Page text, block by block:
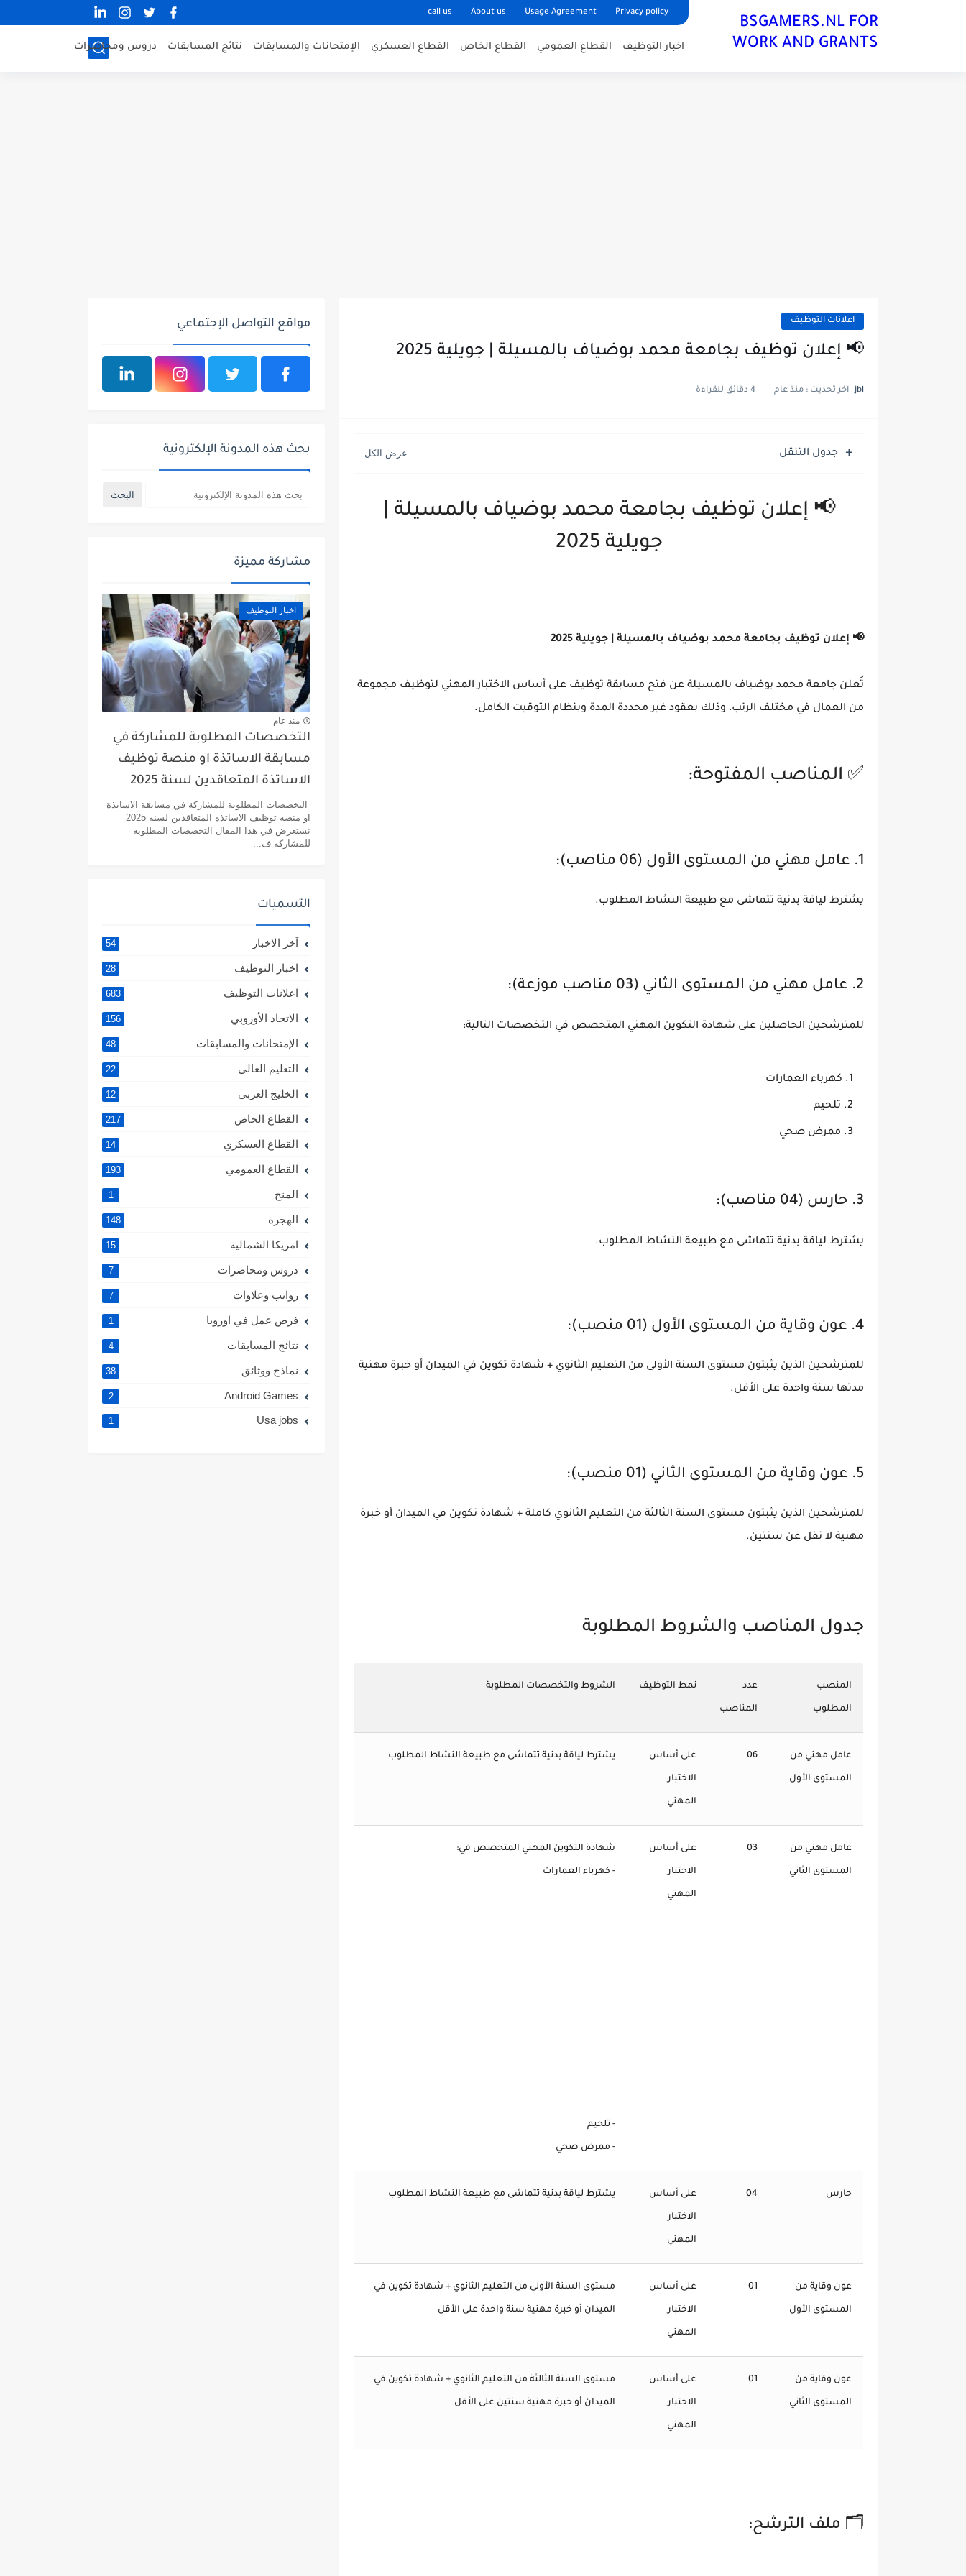
Privacy policy
Usage Agreement
About us
call us
BSGAMERS.NL FOR
WORK AND GRANTS
اخبار التوظيف القطاع العمومي القطاع الخاص القطاع العسكري الإمتحانات والمسابقات نتائج المسابقات دروس ومحاضرات
اعلانات التوظيف
📢 إعلان توظيف بجامعة محمد بوضياف بالمسيلة | جويلية 2025
jbl اخر تحديث : منذ عام 4 دقائق للقراءة
جدول التنقل
📢 إعلان توظيف بجامعة محمد بوضياف بالمسيلة |
جويلية 2025
📢 إعلان توظيف بجامعة محمد بوضياف بالمسيلة | جويلية 2025
تُعلن جامعة محمد بوضياف بالمسيلة عن فتح مسابقة توظيف على أساس الاختبار المهني لتوظيف مجموعة
من العمال في مختلف الرتب، وذلك بعقود غير محددة المدة وبنظام التوقيت الكامل.
✅ المناصب المفتوحة:
1. عامل مهني من المستوى الأول (06 مناصب):
يشترط لياقة بدنية تتماشى مع طبيعة النشاط المطلوب.
2. عامل مهني من المستوى الثاني (03 مناصب موزعة):
للمترشحين الحاصلين على شهادة التكوين المهني المتخصص في التخصصات التالية:
كهرباء العمارات
تلحيم
ممرض صحي
3. حارس (04 مناصب):
يشترط لياقة بدنية تتماشى مع طبيعة النشاط المطلوب.
4. عون وقاية من المستوى الأول (01 منصب):
للمترشحين الذين يثبتون مستوى السنة الأولى من التعليم الثانوي + شهادة تكوين في الميدان أو خبرة مهنية
مدتها سنة واحدة على الأقل.
5. عون وقاية من المستوى الثاني (01 منصب):
للمترشحين الذين يثبتون مستوى السنة الثالثة من التعليم الثانوي كاملة + شهادة تكوين في الميدان أو خبرة
مهنية لا تقل عن سنتين.
جدول المناصب والشروط المطلوبة
المنصب
المطلوب
عدد
المناصب
نمط التوظيف الشروط والتخصصات المطلوبة
عامل مهني من
المستوى الأول
06 على أساس
الاختبار
المهني
يشترط لياقة بدنية تتماشى مع طبيعة النشاط المطلوب
عامل مهني من
المستوى الثاني
03 على أساس
الاختبار
المهني
شهادة التكوين المهني المتخصص في:
- كهرباء العمارات
- تلحيم
- ممرض صحي
حارس 04 على أساس
الاختبار
المهني
يشترط لياقة بدنية تتماشى مع طبيعة النشاط المطلوب
عون وقاية من
المستوى الأول
01 على أساس
الاختبار
المهني
مستوى السنة الأولى من التعليم الثانوي + شهادة تكوين في
الميدان أو خبرة مهنية سنة واحدة على الأقل
عون وقاية من
المستوى الثاني
01 على أساس
الاختبار
المهني
مستوى السنة الثالثة من التعليم الثانوي + شهادة تكوين في
الميدان أو خبرة مهنية سنتين على الأقل
🗂️ ملف الترشح:
مواقع التواصل الإجتماعي
بحث هذه المدونة الإلكترونية
مشاركة مميزة
اخبار التوظيف
منذ عام
التخصصات المطلوبة للمشاركة في
مسابقة الاساتذة او منصة توظيف
الاساتذة المتعاقدين لسنة 2025
التخصصات المطلوبة للمشاركة في مسابقة الاساتذة
او منصة توظيف الاساتذة المتعاقدين لسنة 2025
نستعرض في هذا المقال التخصصات المطلوبة
للمشاركة ف...
التسميات
آخر الاخبار 54
اخبار التوظيف 28
اعلانات التوظيف 683
الاتحاد الأوروبي 156
الإمتحانات والمسابقات 48
التعليم العالي 22
الخليج العربي 12
القطاع الخاص 217
القطاع العسكري 14
القطاع العمومي 193
المنح 1
الهجرة 148
امريكا الشمالية 15
دروس ومحاضرات 7
رواتب وعلاوات 7
فرص عمل في اوروبا 1
نتائج المسابقات 4
نماذج ووثائق 38
Android Games
2
Usa jobs
1